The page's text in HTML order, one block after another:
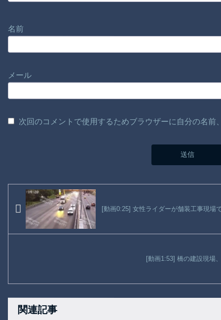
名前
メール
次回のコメントで使用するためブラウザーに自分の名
[動画0:25] 女性ライダーが舗装工事現場
[動画1:53] 橋の建設現場
関連記事